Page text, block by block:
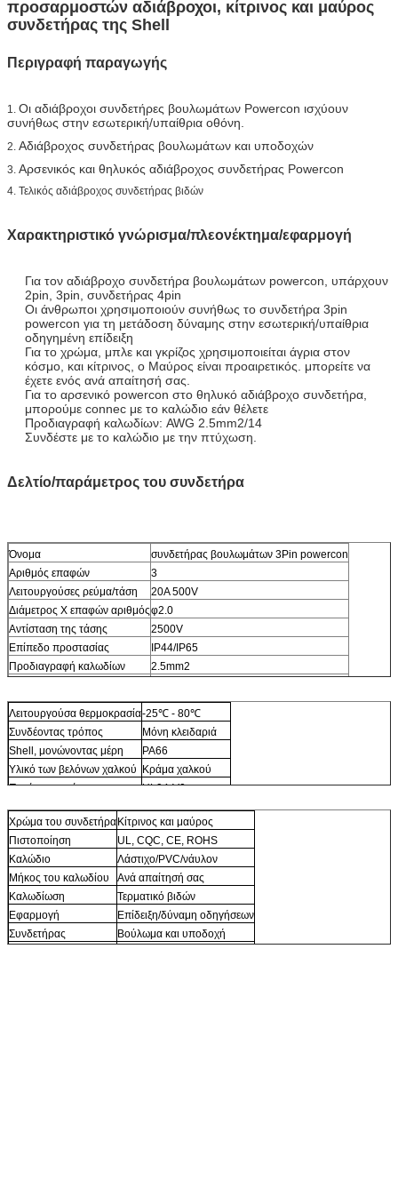
προσαρμοστών αδιάβροχοι, κίτρινος και μαύρος
συνδετήρας της Shell
Περιγραφή παραγωγής
1. Οι αδιάβροχοι συνδετήρες βουλωμάτων Powercon ισχύουν
συνήθως στην εσωτερική/υπαίθρια οθόνη.
2. Αδιάβροχος συνδετήρας βουλωμάτων και υποδοχών
3. Αρσενικός και θηλυκός αδιάβροχος συνδετήρας Powercon
4. Τελικός αδιάβροχος συνδετήρας βιδών
Χαρακτηριστικό γνώρισμα/πλεονέκτημα/εφαρμογή
Για τον αδιάβροχο συνδετήρα βουλωμάτων powercon, υπάρχουν
2pin, 3pin, συνδετήρας 4pin
Οι άνθρωποι χρησιμοποιούν συνήθως το συνδετήρα 3pin
powercon για τη μετάδοση δύναμης στην εσωτερική/υπαίθρια
οδηγημένη επίδειξη
Για το χρώμα, μπλε και γκρίζος χρησιμοποιείται άγρια στον
κόσμο, και κίτρινος, ο Μαύρος είναι προαιρετικός. μπορείτε να
έχετε ενός ανά απαίτησή σας.
Για το αρσενικό powercon στο θηλυκό αδιάβροχο συνδετήρα,
μπορούμε connec με το καλώδιο εάν θέλετε
Προδιαγραφή καλωδίων: AWG 2.5mm2/14
Συνδέστε με το καλώδιο με την πτύχωση.
Δελτίο/παράμετρος του συνδετήρα
Όνομα
συνδετήρας βουλωμάτων 3Pin powercon
Αριθμός επαφών
3
Λειτουργούσες ρεύμα/τάση
20A 500V
Διάμετρος Χ επαφών αριθμόςφ2.0
Αντίσταση της τάσης
2500V
Επίπεδο προστασίας
IP44/IP65
Προδιαγραφή καλωδίων
2.5mm2
Λειτουργούσα θερμοκρασία-25℃ - 80℃
Συνδέοντας τρόπος
Μόνη κλειδαριά
Shell, μονώνοντας μέρη
PA66
Υλικό των βελόνων χαλκού Κράμα χαλκού
Πυρίμαχη εκτίμηση
UL94-V0
Χρώμα του συνδετήραΚίτρινος και μαύρος
Πιστοποίηση
UL, CQC, CE, ROHS
Καλώδιο
Λάστιχο/PVC/νάυλον
Μήκος του καλωδίου
Ανά απαίτησή σας
Καλωδίωση
Τερματικό βιδών
Εφαρμογή
Επίδειξη/δύναμη οδηγήσεων
Συνδετήρας
Βούλωμα και υποδοχή